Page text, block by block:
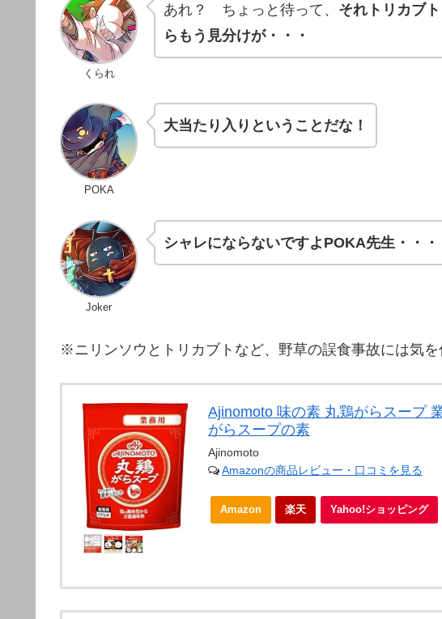
くられ
あれ？ ちょっと待って、 それトリカブ
らもう見分けが・・・
POKA
大当たり入りということだな！
Joker
シャレにならないですよPOKA先生・・・
※ニリンソウとトリカブトなど、野草の誤食事故には気を
Ajinomoto 味の素 丸鶏がらスープ
がらスープの素
Ajinomoto
Amazonの商品レビュー・口コミを見る
Amazon 楽天 Yahoo!ショッピング